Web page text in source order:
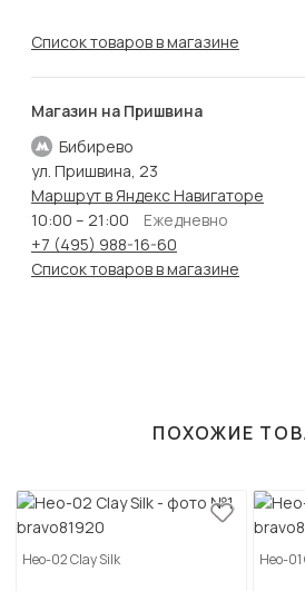
Список товаров в магазине
Магазин на Пришвина
Бибирево
ул. Пришвина, 23
Маршрут в Яндекс Навигаторе
10:00 – 21:00
Ежедневно
+7 (495) 988-16-60
Список товаров в магазине
ПОХОЖИЕ
Нео-02 Clay Silk Нео-01